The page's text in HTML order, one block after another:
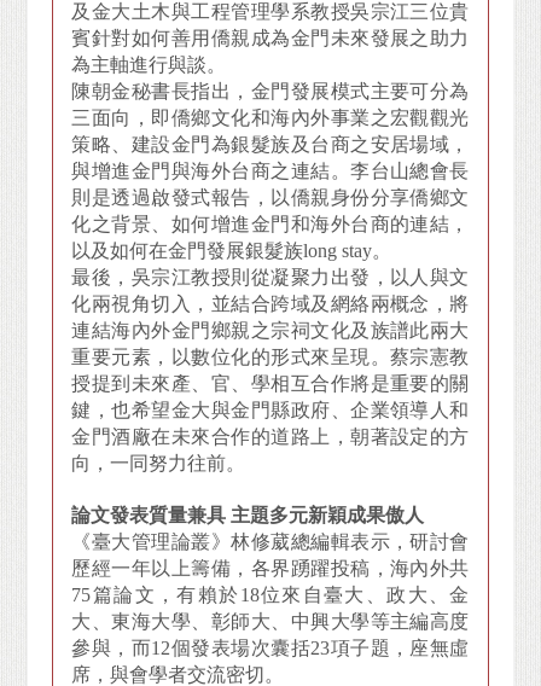
及金大土木與工程管理學系教授吳宗江三位貴
賓針對如何善用僑親成為金門未來發展之助力
為主軸進行與談。
陳朝金秘書長指出，金門發展模式主要可分為
三面向，即僑鄉文化和海內外事業之宏觀觀光
策略、建設金門為銀髮族及台商之安居場域，
與增進金門與海外台商之連結。李台山總會長
則是透過啟發式報告，以僑親身份分享僑鄉文
化之背景、如何增進金門和海外台商的連結，
以及如何在金門發展銀髮族long stay。
最後，吳宗江教授則從凝聚力出發，以人與文
化兩視角切入，並結合跨域及網絡兩概念，將
連結海內外金門鄉親之宗祠文化及族譜此兩大
重要元素，以數位化的形式來呈現。 蔡宗憲教
授提到未來產、官、學相互合作將是重要的關
鍵，也希望金大與金門縣政府、企業領導人和
金門酒廠在未來合作的道路上，朝著設定的方
向，一同努力往前。
論文發表質量兼具 主題多元新穎成果傲人
《臺大管理論叢》林修葳總編輯表示，研討會
歷經一年以上籌備，各界踴躍投稿，海內外共
75篇論文，有賴於18位來自臺大、政大、金
大、東海大學、彰師大、中興大學等主編高度
參與，而12個發表場次囊括23項子題，座無虛
席，與會學者交流密切。